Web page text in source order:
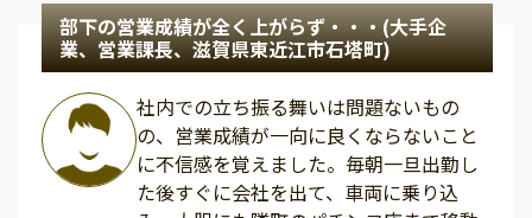
部下の営業成績が全く上がらず・・・(大手企
業、営業課長、滋賀県東近江市石塔町)
社内での立ち振る舞いは問題ないもの
の、営業成績が一向に良くならないこと
に不信感を覚えました。毎朝一旦出勤し
た後すぐに会社を出て、車両に乗り込